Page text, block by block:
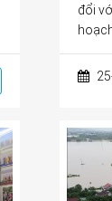
đổi